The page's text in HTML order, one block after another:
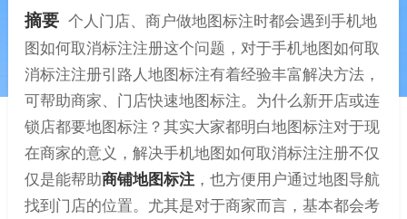
摘要 个人门店、商户做地图标注时都会遇到手机地
图如何取消标注注册这个问题，对于手机地图如何取
消标注注册引路人地图标注有着经验丰富解决方法，
可帮助商家、门店快速地图标注。为什么新开店或连
锁店都要地图标注？其实大家都明白地图标注对于现
在商家的意义，解决手机地图如何取消标注注册不仅
仅是能帮助商铺地图标注，也方便用户通过地图导航
找到门店的位置。尤其是对于商家而言，基本都会考